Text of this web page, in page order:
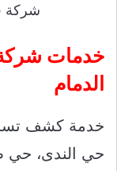
شركة
خدمات
الدمام
خدمة كشف
حي الندى، حي